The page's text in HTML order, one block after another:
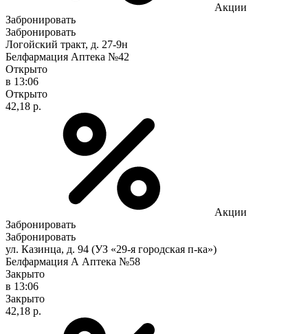
Акции
Забронировать
Забронировать
Логойский тракт, д. 27-9н
Белфармация Аптека №42
Открыто
в 13:06
Открыто
42,18 р.
Акции
Забронировать
Забронировать
ул. Казинца, д. 94 (УЗ «29-я городская п-ка»)
Белфармация А Аптека №58
Закрыто
в 13:06
Закрыто
42,18 р.